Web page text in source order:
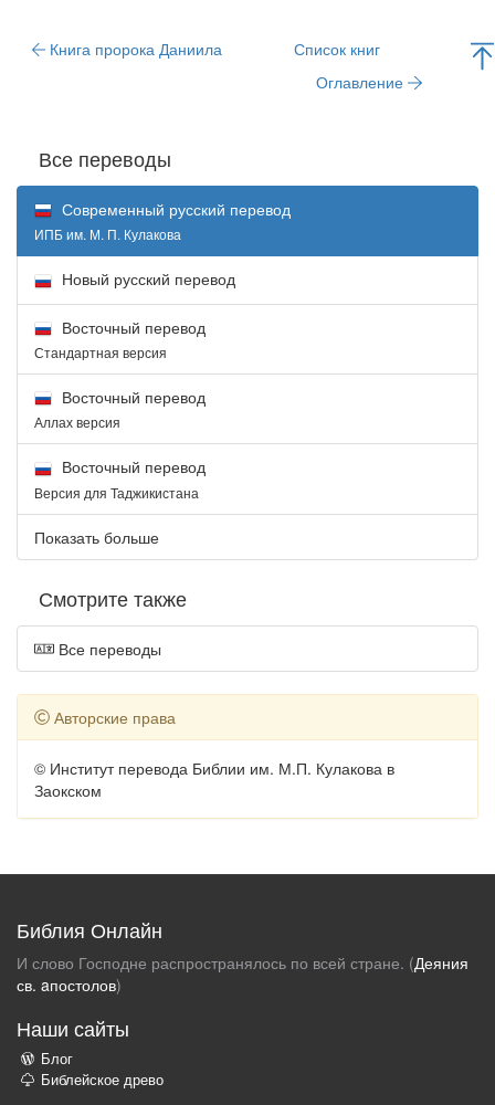
Книга пророка Даниила
Список книг
Оглавление
Все переводы
Современный русский перевод
ИПБ им. М. П. Кулакова
Новый русский перевод
Восточный перевод
Стандартная версия
Восточный перевод
Аллах версия
Восточный перевод
Версия для Таджикистана
Показать больше
Смотрите также
Все переводы
Авторские права
© Институт перевода Библии им. М.П. Кулакова в
Заокском
Библия Онлайн
И слово Господне распространялось по всей стране. (Деяния
св. aпостолов)
Наши сайты
Блог
Библейское древо